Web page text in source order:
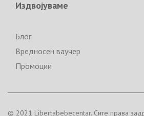
Издвојуваме
Блог
Вредносен ваучер
Промоции
© 2021 Libertabebecentar. Сите права